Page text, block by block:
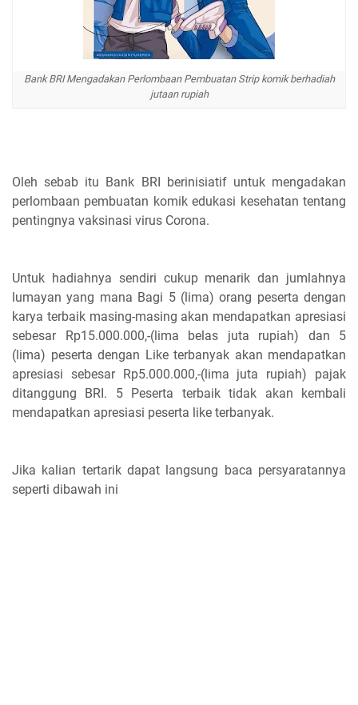
Bank BRI Mengadakan Perlombaan Pembuatan Strip komik berhadiah
jutaan rupiah
Oleh sebab itu Bank BRI berinisiatif untuk mengadakan
perlombaan pembuatan komik edukasi kesehatan tentang
pentingnya vaksinasi virus Corona.
Untuk hadiahnya sendiri cukup menarik dan jumlahnya
lumayan yang mana Bagi 5 (lima) orang peserta dengan
karya terbaik masing-masing akan mendapatkan apresiasi
sebesar Rp15.000.000,-(lima belas juta rupiah) dan 5
(lima) peserta dengan Like terbanyak akan mendapatkan
apresiasi sebesar Rp5.000.000,-(lima juta rupiah) pajak
ditanggung BRI. 5 Peserta terbaik tidak akan kembali
mendapatkan apresiasi peserta like terbanyak.
Jika kalian tertarik dapat langsung baca persyaratannya
seperti dibawah ini